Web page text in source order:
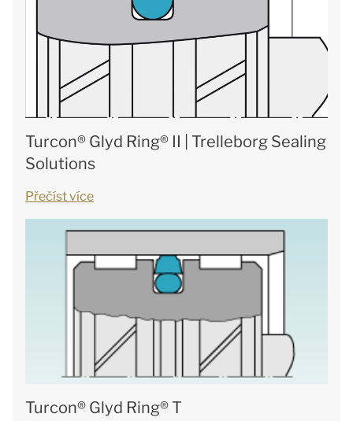
Turcon® Glyd Ring® II | Trelleborg Sealing
Solutions
Přečíst více
Turcon® Glyd Ring® T